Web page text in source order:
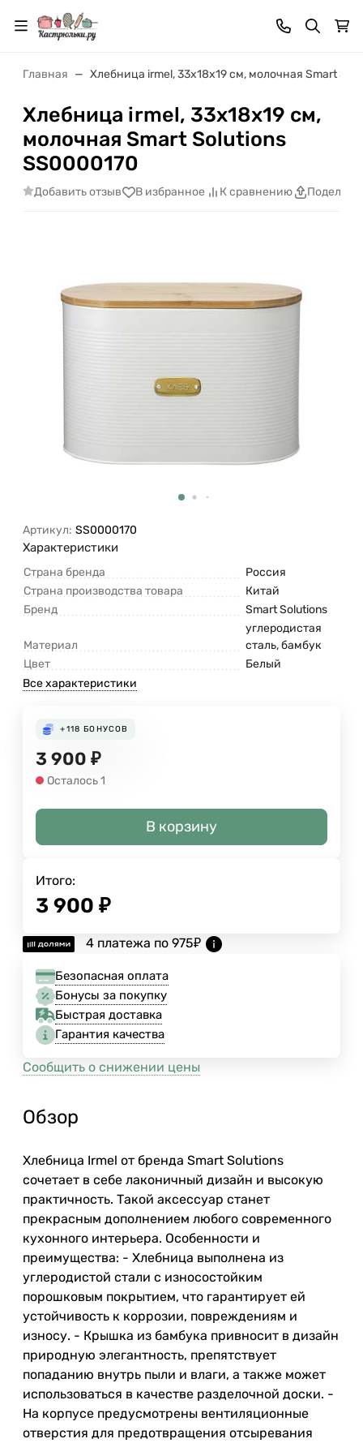
Главная Хлебница irmel, 33х18х19 см, молочная Smart
Хлебница irmel, 33х18х19 см,
молочная Smart Solutions
SS0000170
Добавить отзыв В избранное К сравнению
Артикул: SS0000170
Характеристики
Страна бренда
Россия
Страна производства товара
Китай
Бренд
Smart Solutions
Материал
углеродистая
сталь, бамбук
Цвет
Белый
Все характеристики
+118 БОНУСОВ
3 900 ₽
Осталось 1
В корзину
Итого:
3 900 ₽
4 платежа по 975₽
Безопасная оплата
Бонусы за покупку
Быстрая доставка
Гарантия качества
Сообщить о снижении цены
Обзор
Хлебница Irmel от бренда Smart Solutions
сочетает в себе лаконичный дизайн и высокую
практичность. Такой аксессуар станет
прекрасным дополнением любого современного
кухонного интерьера. Особенности и
преимущества: - Хлебница выполнена из
углеродистой стали с износостойким
порошковым покрытием, что гарантирует ей
устойчивость к коррозии, повреждениям и
износу. - Крышка из бамбука привносит в дизайн
природную элегантность, препятствует
попаданию внутрь пыли и влаги, а также может
использоваться в качестве разделочной доски. -
На корпусе предусмотрены вентиляционные
отверстия для предотвращения отсыревания